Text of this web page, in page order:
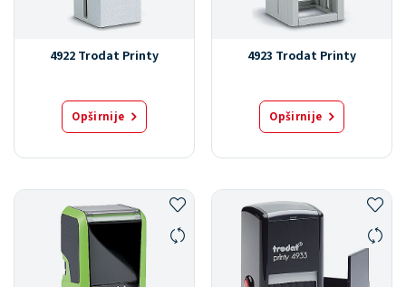
4922 Trodat Printy
Opširnije
4923 Trodat Printy
Opširnije